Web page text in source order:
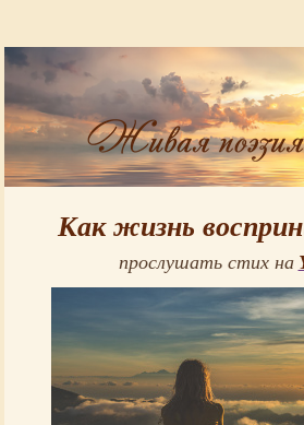
Как жизнь
прослушать стих на